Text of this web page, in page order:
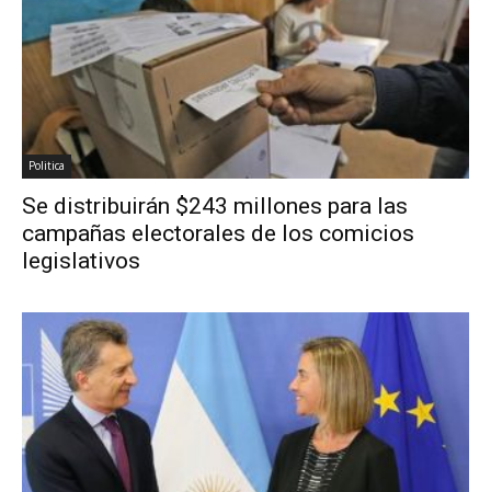
Politica
Se distribuirán $243 millones para las
campañas electorales de los comicios
legislativos